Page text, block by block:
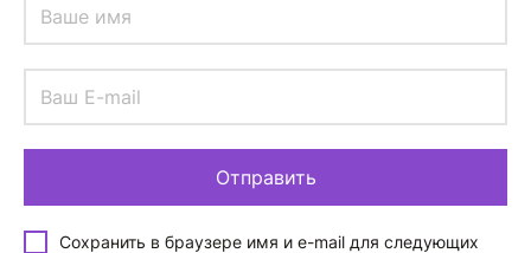
Сохранить в браузере имя и e-mail для следующих